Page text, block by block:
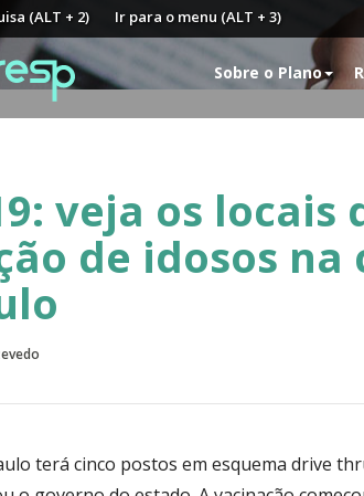
(ALT + 2) Ir para o menu (ALT + 3)
Sobre o Plano
veja os locais
de idosos na
terá cinco postos em esquema drive